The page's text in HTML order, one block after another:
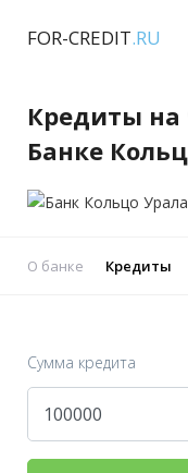
FOR-CREDIT.RU
Кредиты на
Банке
О банке Кредиты
Сумма кредита